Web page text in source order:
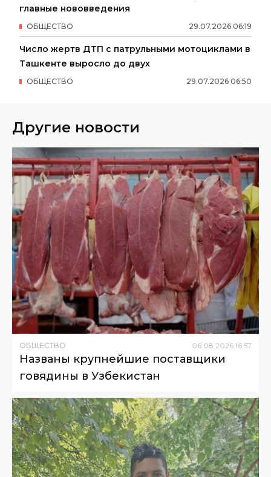
главные нововведения
29.07.2026 06:19
ОБЩЕСТВО
Число жертв ДТП с патрульными мотоциклами в
Ташкенте выросло до двух
29.07.2026 06:50
ОБЩЕСТВО
Другие новости
ОБЩЕСТВО 06 08 2026 16:57
Названы крупнейшие поставщики
говядины в Узбекистан